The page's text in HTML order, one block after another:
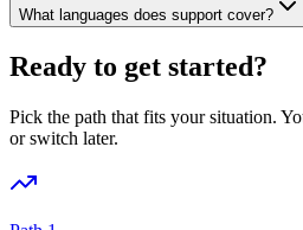
What languages does support cover?
Ready to get started?
Pick the path that fits your situation.
or switch later.